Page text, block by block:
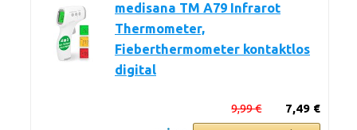
medisana TM A79 Infrarot
Thermometer,
Fieberthermometer kontaktlos
digital
7,49 €
9,99 €